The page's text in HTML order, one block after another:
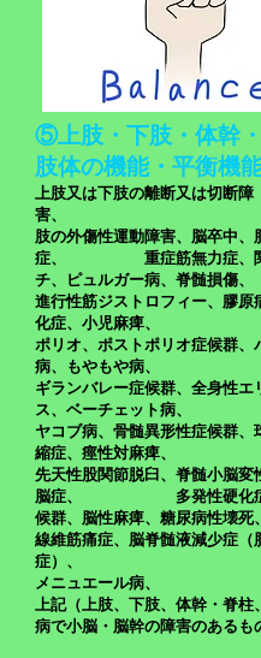
⑤上肢・下肢・体幹・
肢体の機能・平衡機
​上肢又は下肢の離断又は切断障
害、 上肢
肢の外傷性運動障害、脳卒中、
症、 重症筋無力症、関
チ、ピュルガー病、脊髄損傷、
進行性筋ジストロフィー、膠原
化症、小児麻痺、
ポリオ、ポストポリオ症候群、
病、もやもや病、
ギランバレー症候群、全身性エ
ス、ベーチェット病、
ヤコブ病、骨髄異形性症候群、
縮症、痙性対麻痺、
先天性股関節脱臼、脊髄小脳変
脳症、 多発性硬化症
候群、脳性麻痺、糖尿病性壊死、
線維筋痛症、脳脊髄液減少症（
症）、
メニュエール病、
上記（上肢、下肢、体幹・脊
病で小脳・脳幹の障害のあ